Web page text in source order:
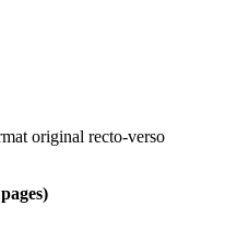
original recto-verso